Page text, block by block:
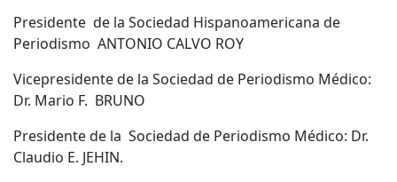
Presidente de la Sociedad Hispanoamericana de
Periodismo ANTONIO CALVO ROY
Vicepresidente de la Sociedad de Periodismo Médico:
Dr. Mario F. BRUNO
Presidente de la Sociedad de Periodismo Médico: Dr.
Claudio E. JEHIN.